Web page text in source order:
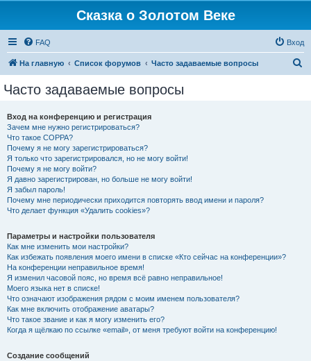
Сказка о Золотом Веке
FAQ Вход
На главную Список форумов Часто задаваемые вопросы
Часто задаваемые вопросы
Вход на конференцию и регистрация
Зачем мне нужно регистрироваться?
Что такое COPPA?
Почему я не могу зарегистрироваться?
Я только что зарегистрировался, но не могу войти!
Почему я не могу войти?
Я давно зарегистрирован, но больше не могу войти!
Я забыл пароль!
Почему мне периодически приходится повторять ввод имени и пароля?
Что делает функция «Удалить cookies»?
Параметры и настройки пользователя
Как мне изменить мои настройки?
Как избежать появления моего имени в списке «Кто сейчас на конференции»?
На конференции неправильное время!
Я изменил часовой пояс, но время всё равно неправильное!
Моего языка нет в списке!
Что означают изображения рядом с моим именем пользователя?
Как мне включить отображение аватары?
Что такое звание и как я могу изменить его?
Когда я щёлкаю по ссылке «email», от меня требуют войти на конференцию!
Создание сообщений